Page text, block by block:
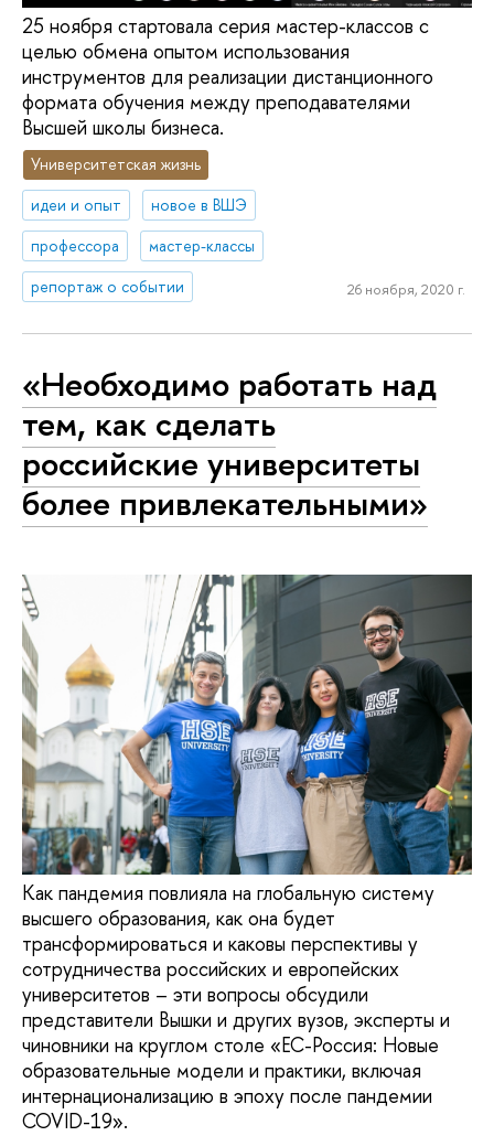
25 ноября стартовала серия мастер-классов с
целью обмена опытом использования
инструментов для реализации дистанционного
формата обучения между преподавателями
Высшей школы бизнеса.
Университетская жизнь
идеи и опыт
новое в ВШЭ
профессора
мастер-классы
репортаж о событии
26 ноября, 2020 г.
«Необходимо работать над
тем, как сделать
российские университеты
более привлекательными»
Как пандемия повлияла на глобальную систему
высшего образования, как она будет
трансформироваться и каковы перспективы у
сотрудничества российских и европейских
университетов – эти вопросы обсудили
представители Вышки и других вузов, эксперты и
чиновники на круглом столе «ЕС-Россия: Новые
образовательные модели и практики, включая
интернационализацию в эпоху после пандемии
COVID-19».